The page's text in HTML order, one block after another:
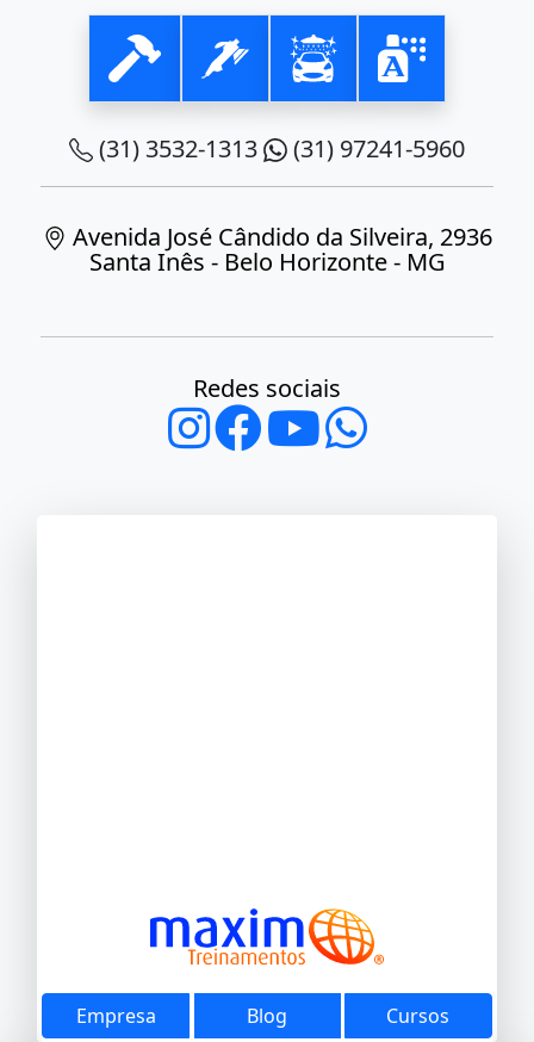
(31) 3532-1313 (31) 97241-5960
Avenida José Cândido da Silveira, 2936
Santa Inês - Belo Horizonte - MG
Redes sociais
Empresa Blog Cursos